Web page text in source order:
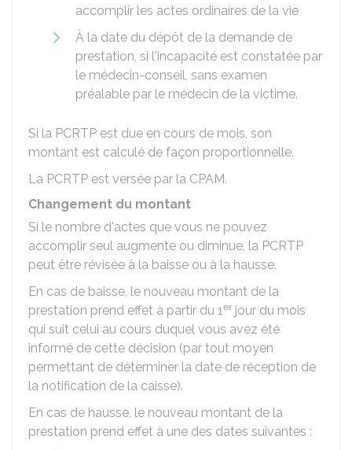
accomplir les actes ordinaires de la vie
À la date du dépôt de la demande de
prestation, si l'incapacité est constatée par
le médecin-conseil, sans examen
préalable par le médecin de la victime.
Si la PCRTP est due en cours de mois, son
montant est calculé de façon proportionnelle.
La PCRTP est versée par la CPAM.
Changement du montant
Si le nombre d'actes que vous ne pouvez
accomplir seul augmente ou diminue, la PCRTP
peut être révisée à la baisse ou à la hausse.
En cas de baisse, le nouveau montant de la
prestation prend effet à partir du 1er jour du mois
qui suit celui au cours duquel vous avez été
informé de cette décision (par tout moyen
permettant de déterminer la date de réception de
la notification de la caisse).
En cas de hausse, le nouveau montant de la
prestation prend effet à une des dates suivantes :